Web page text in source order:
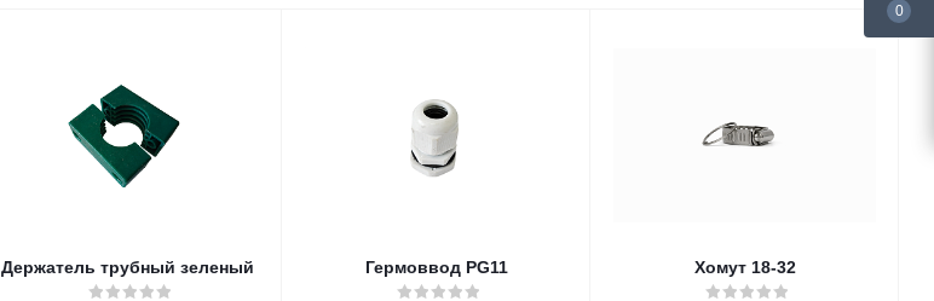
Держатель трубный зеленый Гермоввод PG11 Хомут 18-32
0